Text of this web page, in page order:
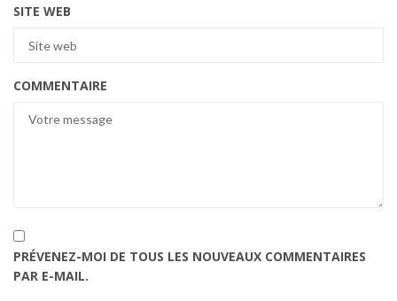
SITE WEB
COMMENTAIRE
PRÉVENEZ-MOI DE TOUS LES NOUVEAUX COMMENTAIRES
PAR E-MAIL.